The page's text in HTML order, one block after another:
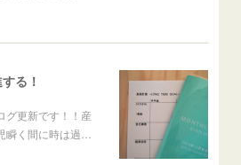
る！
グ更新です！！産
瞬く間に時は過…